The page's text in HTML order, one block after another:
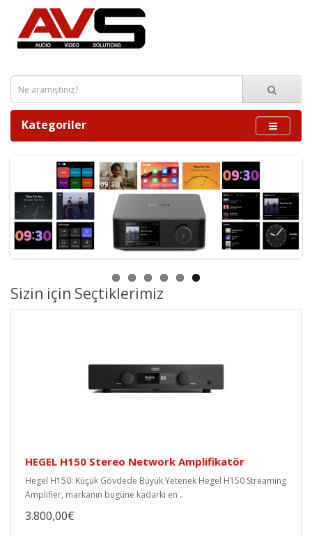
Kategoriler
Sizin için Seçtiklerimiz
HEGEL H150 Stereo Network Amplifikatör
Hegel H150: Küçük Gövdede Büyük Yetenek Hegel H150 Streaming
Amplifier, markanın bugüne kadarki en ..
3.800,00€